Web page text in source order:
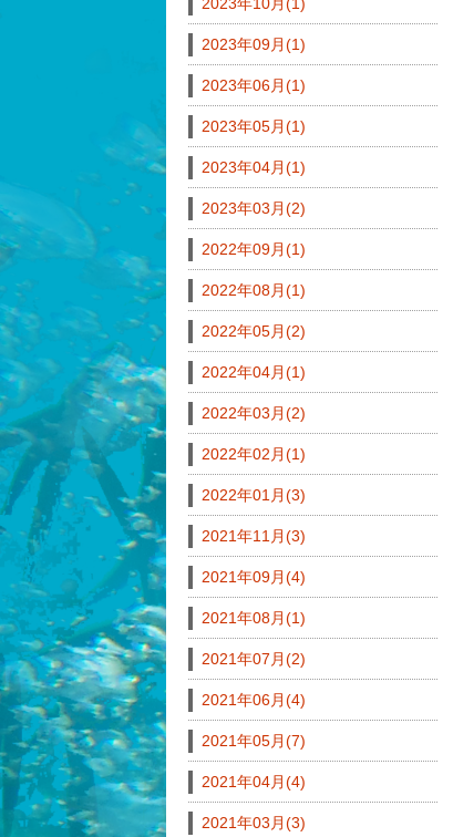
2023年09月(1)
2023年06月(1)
2023年05月(1)
2023年04月(1)
2023年03月(2)
2022年09月(1)
2022年08月(1)
2022年05月(2)
2022年04月(1)
2022年03月(2)
2022年02月(1)
2022年01月(3)
2021年11月(3)
2021年09月(4)
2021年08月(1)
2021年07月(2)
2021年06月(4)
2021年05月(7)
2021年04月(4)
2021年03月(3)